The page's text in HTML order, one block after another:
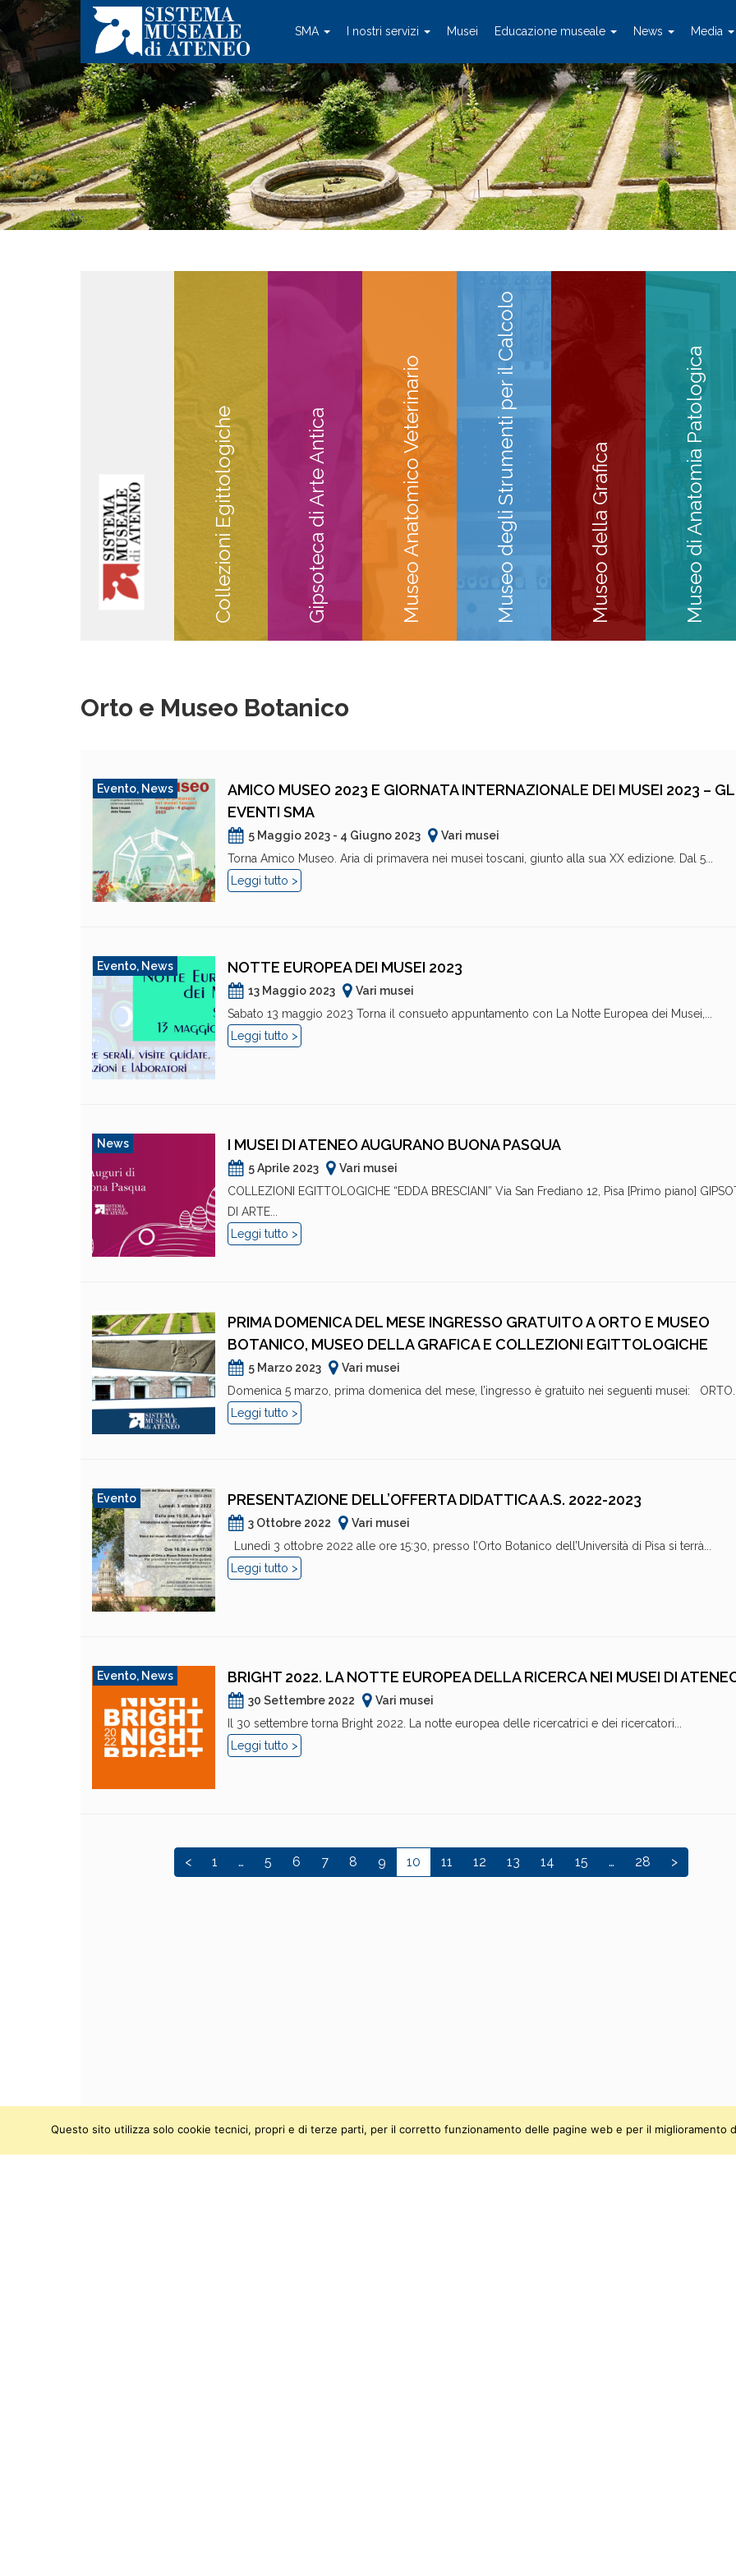
SMA I nostri servizi Musei Educazione museale News Media
Collezioni Egittologiche Gipsoteca di Arte Antica Museo Anatomico Veterinario Museo degli Strumenti per il Calcolo Museo della Grafica Museo di Anatomia Patologica
Orto e Museo Botanico
Evento, News
AMICO MUSEO 2023 E GIORNATA INTERNAZIONALE DEI MUSEI 2023 –
EVENTI SMA
5 Maggio 2023 - 4 Giugno 2023
Vari musei
Torna Amico Museo. Aria di primavera nei musei toscani, giunto alla sua XX edizione. Dal 5...
Leggi tutto >
Evento, News NOTTE EUROPEA DEI MUSEI 2023
13 Maggio 2023
Vari musei
Sabato 13 maggio 2023 Torna il consueto appuntamento con La Notte Europea dei Musei,...
Leggi tutto >
News I MUSEI DI ATENEO AUGURANO BUONA PASQUA
5 Aprile 2023
Vari musei
COLLEZIONI EGITTOLOGICHE “EDDA BRESCIANI” Via San Frediano 12, Pisa [Primo piano]
DI ARTE...
Leggi tutto >
PRIMA DOMENICA DEL MESE INGRESSO GRATUITO A ORTO E MUSEO
BOTANICO, MUSEO DELLA GRAFICA E COLLEZIONI EGITTOLOGICHE
5 Marzo 2023
Vari musei
Domenica 5 marzo, prima domenica del mese, l’ingresso è gratuito nei seguenti musei:
Leggi tutto >
Evento PRESENTAZIONE DELL’OFFERTA DIDATTICA A.S. 2022-2023
3 Ottobre 2022
Vari musei
Lunedì 3 ottobre 2022 alle ore 15:30, presso l’Orto Botanico dell’Università di Pisa si terrà...
Leggi tutto >
Evento, News BRIGHT 2022. LA NOTTE EUROPEA DELLA RICERCA NEI MUSEI DI
30 Settembre 2022
Vari musei
Il 30 settembre torna Bright 2022. La notte europea delle ricercatrici e dei ricercatori...
Leggi tutto >
< 1 … 5 6 7 8 9 10 11 12 13 14 15 … 28 >
Questo sito utilizza solo cookie tecnici, propri e di terze parti, per il corretto funzionamento delle pagine web e per il miglioramento